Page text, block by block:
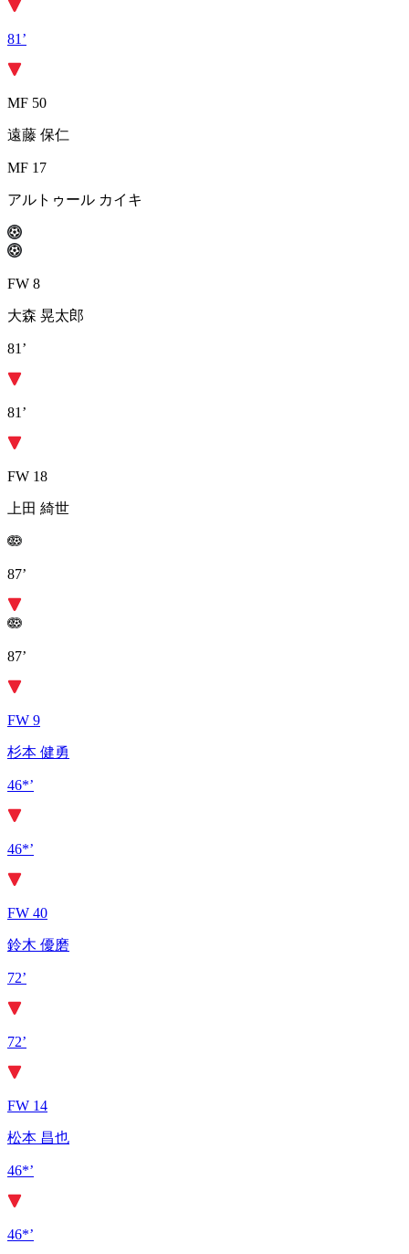
81’
MF 50
遠藤 保仁
MF 17
アルトゥール カイキ
FW 8
大森 晃太郎
81’
81’
FW 18
上田 綺世
87’
87’
FW 9
杉本 健勇
46*’
46*’
FW 40
鈴木 優磨
72’
72’
FW 14
松本 昌也
46*’
46*’